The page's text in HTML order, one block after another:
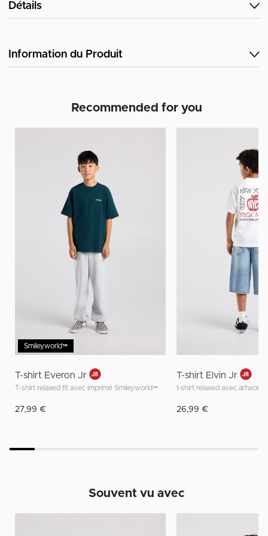
Détails
Information du Produit
Recommended for you
Smileyworld™
T-shirt Everon Jr
T-shirt relaxed fit avec imprimé Smileyworld™
27,99 €
T-shirt Elvin Jr
t-shirt relaxed avec artwork
26,99 €
Souvent vu avec